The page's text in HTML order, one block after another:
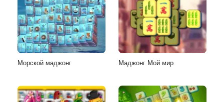
Морской маджонг Маджонг Мой мир